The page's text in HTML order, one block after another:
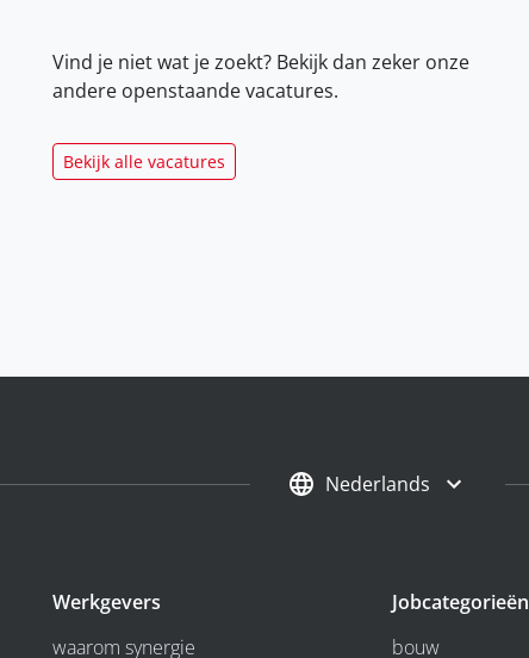
Vind je niet wat je zoekt? Bekijk dan zeker onze
andere openstaande vacatures.
Bekijk alle vacatures
Nederlands
Werkgevers
waarom synergie
Jobcategorieën
bouw